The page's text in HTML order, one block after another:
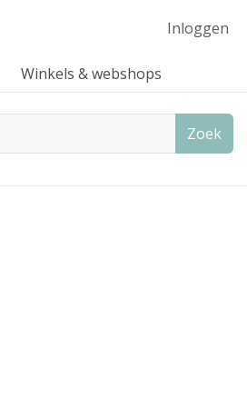
Inloggen
Winkels & webshops
Zoek